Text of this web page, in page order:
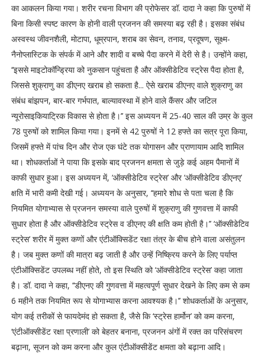
का आकलन किया गया। शरीर रचना विभाग की प्रोफेसर डॉ. दादा ने कहा कि पुरुषों में
बिना किसी स्पष्ट कारण के होनी वाली प्रजनन की समस्या बढ़ रही है। इसका संबंध
अस्वस्थ जीवनशैली, मोटापा, धूम्रपान, शराब का सेवन, तनाव, प्रदूषण, सूक्ष्म-
नैनोप्लास्टिक के संपर्क में आने और शादी व बच्चे पैदा करने में देरी से है। उन्होंने कहा,
‘‘इससे माइटोकॉन्ड्रिया को नुकसान पहुंचता है और ऑक्सीडेटिव स्ट्रेस पैदा होता है,
जिससे शुक्राणु का डीएनए खराब हो सकता है... ऐसे खराब डीएनए वाले शुक्राणु का
संबंध बांझपन, बार-बार गर्भपात, बाल्यावस्था में होने वाले कैंसर और जटिल
न्यूरोसाइकियाट्रिक विकास से होता है।’’ इस अध्ययन में 25-40 साल की उम्र के कुल
78 पुरुषों को शामिल किया गया। इनमें से 42 पुरुषों ने 12 हफ्ते का सत्र पूरा किया,
जिसमें हफ्ते में पांच दिन और रोज एक घंटे तक योगासन और प्राणायाम आदि शामिल
था। शोधकर्ताओं ने पाया कि इसके बाद प्रजनन क्षमता से जुड़े कई अहम पैमानों में
काफी सुधार हुआ। इस अध्ययन में, ‘ऑक्सीडेटिव स्ट्रेस’ और ‘ऑक्सीडेटिव डीएनए’
क्षति में भारी कमी देखी गई। अध्ययन के अनुसार, ‘‘हमारे शोध से पता चला है कि
नियमित योगाभ्यास से प्रजनन समस्या वाले पुरुषों में शुक्राणु की गुणवत्ता में काफी
सुधार होता है और ऑक्सीडेटिव स्ट्रेस व डीएनए की क्षति कम होती है।’’ ‘ऑक्सीडेटिव
स्ट्रेस’ शरीर में मुक्त कणों और एंटीऑक्सिडेंट रक्षा तंत्र के बीच होने वाला असंतुलन
है। जब मुक्त कणों की मात्रा बढ़ जाती है और उन्हें निष्क्रिय करने के लिए पर्याप्त
एंटीऑक्सिडेंट उपलब्ध नहीं होते, तो इस स्थिति को ‘ऑक्सीडेटिव स्ट्रेस’ कहा जाता
है। डॉ. दादा ने कहा, ‘‘डीएनए की गुणवत्ता में महत्वपूर्ण सुधार देखने के लिए कम से कम
6 महीने तक नियमित रूप से योगाभ्यास करना आवश्यक है।’’ शोधकर्ताओं के अनुसार,
योग कई तरीकों से फायदेमंद हो सकता है, जैसे कि ‘स्ट्रेस हार्मोन’ को कम करना,
‘एंटीऑक्सीडेंट रक्षा प्रणाली’ को बेहतर बनाना, प्रजनन अंगों में रक्त का परिसंचरण
बढ़ाना, सूजन को कम करना और कुल एंटीऑक्सीडेंट क्षमता को बढ़ाना आदि।